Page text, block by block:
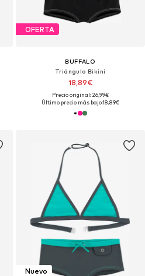
OFERTA
BUFFALO
Triángulo Bikini
18,89€
Precio original: 26,99€
Último precio más bajo:18,89€
Nuevo